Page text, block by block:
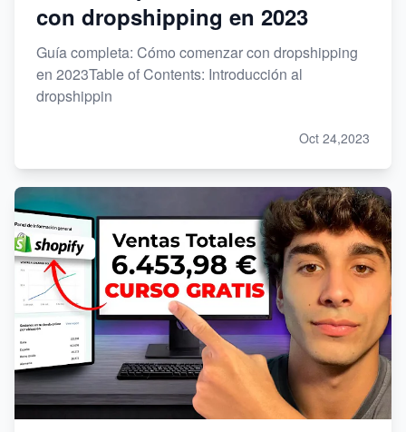
con dropshipping en 2023
Guía completa: Cómo comenzar con dropshipping
en 2023Table of Contents: Introducción al
dropshippin
Oct 24,2023